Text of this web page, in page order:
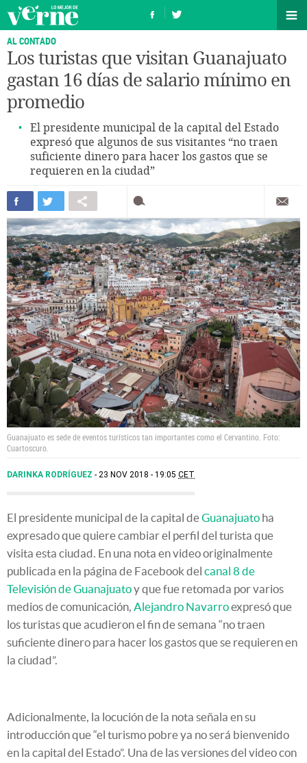
AL CONTADO
Los turistas que visitan Guanajuato
gastan 16 días de salario mínimo en
promedio
El presidente municipal de la capital del Estado
expresó que algunos de sus visitantes “no traen
suficiente dinero para hacer los gastos que se
requieren en la ciudad”
Guanajuato es sede de eventos turísticos tan importantes como el Cervantino. Foto:
Cuartoscuro.
DARINKA RODRÍGUEZ 23 NOV 2018 - 19:05 CET
El presidente municipal de la capital deGuanajuato ha
expresado que quiere cambiar el perfil del turista que
visita esta ciudad. En una nota en video originalmente
publicada en la página de Facebook del canal 8 de
Televisión de Guanajuatoy que fue retomada por varios
medios de comunicación, Alejandro Navarroexpresó que
los turistas que acudieron el fin de semana “no traen
suficiente dinero para hacer los gastos que se requieren en
la ciudad”.
Adicionalmente, la locución de la nota señala en su
introducción que “el turismo pobre ya no será bienvenido
en la capital del Estado”. Una de las versiones del video con